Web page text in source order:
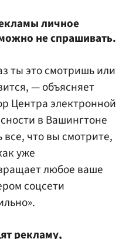
личное
не спрашивать.
ты это смотришь или
— объясняет
Центра электронной
в Вашингтоне
все, что вы смотрите,
уже
любое ваше
соцсети
рекламу,